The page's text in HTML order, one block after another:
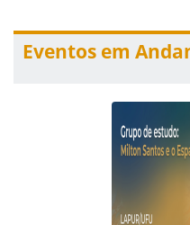
Eventos em